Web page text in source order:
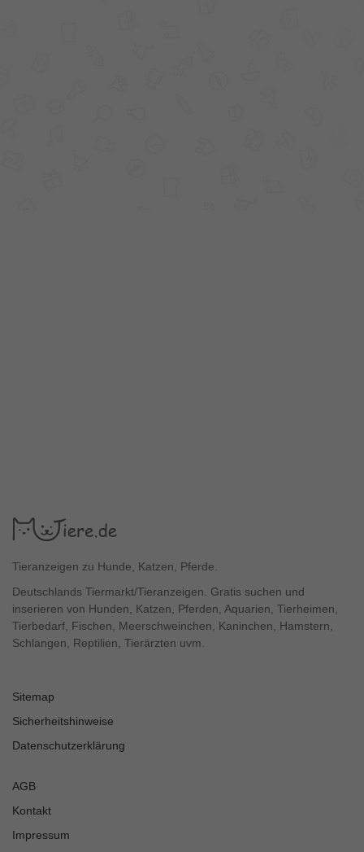
Tieranzeigen zu Hunde, Katzen, Pferde.
Deutschlands Tiermarkt/Tieranzeigen. Gratis suchen und
inserieren von Hunden, Katzen, Pferden, Aquarien, Tierheimen,
Tierbedarf, Fischen, Meerschweinchen, Kaninchen, Hamstern,
Schlangen, Reptilien, Tierärzten uvm.
Sitemap
Sicherheitshinweise
Datenschutzerklärung
AGB
Kontakt
Impressum